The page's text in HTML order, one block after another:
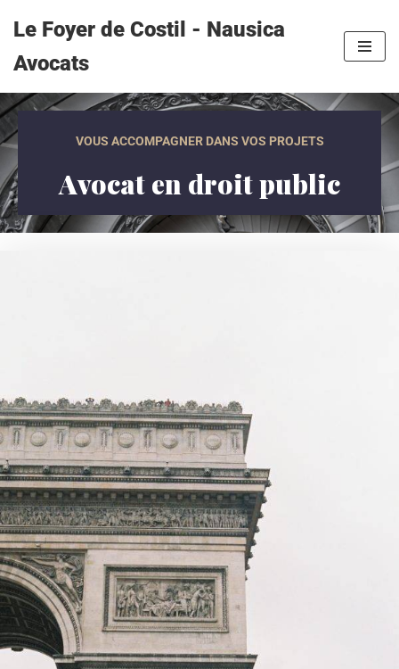
au
contenu
Le Foyer de Costil - Nausica
Avocats
VOUS ACCOMPAGNER DANS VOS PROJETS
Avocat en droit public